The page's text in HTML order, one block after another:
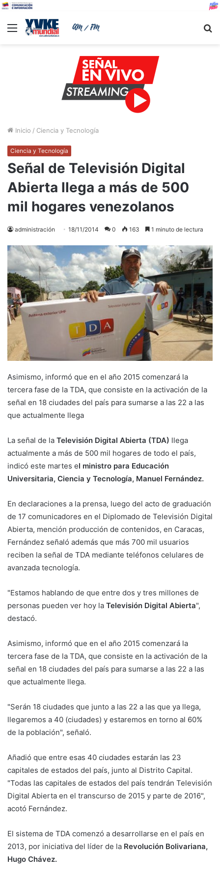
Menu
Inicio / Ciencia y Tecnología
Ciencia y Tecnología
Señal de Televisión Digital
Abierta llega a más de 500
mil hogares venezolanos
administración 18/11/2014 0 163 1 minuto de lectura
Asimismo, informó que en el año 2015 comenzará la
tercera fase de la TDA, que consiste en la activación de la
señal en 18 ciudades del país para sumarse a las 22 a las
que actualmente llega
La señal de la Televisión Digital Abierta (TDA) llega
actualmente a más de 500 mil hogares de todo el país,
indicó este martes el ministro para Educación
Universitaria, Ciencia y Tecnología, Manuel Fernández.
En declaraciones a la prensa, luego del acto de graduación
de 17 comunicadores en el Diplomado de Televisión Digital
Abierta, mención producción de contenidos, en Caracas,
Fernández señaló además que más 700 mil usuarios
reciben la señal de TDA mediante teléfonos celulares de
avanzada tecnología.
"Estamos hablando de que entre dos y tres millones de
personas pueden ver hoy la Televisión Digital Abierta",
destacó.
Asimismo, informó que en el año 2015 comenzará la
tercera fase de la TDA, que consiste en la activación de la
señal en 18 ciudades del país para sumarse a las 22 a las
que actualmente llega.
"Serán 18 ciudades que junto a las 22 a las que ya llega,
llegaremos a 40 (ciudades) y estaremos en torno al 60%
de la población", señaló.
Añadió que entre esas 40 ciudades estarán las 23
capitales de estados del país, junto al Distrito Capital.
"Todas las capitales de estados del país tendrán Televisión
Digital Abierta en el transcurso de 2015 y parte de 2016",
acotó Fernández.
El sistema de TDA comenzó a desarrollarse en el país en
2013, por iniciativa del líder de la Revolución Bolivariana,
Hugo Chávez.